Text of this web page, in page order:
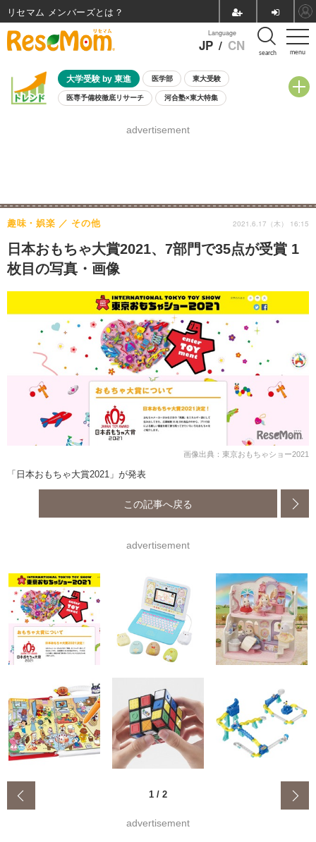
menu
Language
JP / CN search
大学受験 by 東進 医学部 東大受験
医専予備校徹底リサーチ 河合塾×東大特集
8月開催学校説明会・相談会
advertisement
日本おもちゃ大賞2021、7部門で35点が受賞 1
枚目の写真・画像
趣味・娯楽 その他 2021.6.17（木） 16:15
画像出典：東京おもちゃショー2021
「日本おもちゃ大賞2021」が発表
この記事へ戻る
advertisement
1 / 2
advertisement
リセマム メンバーズ